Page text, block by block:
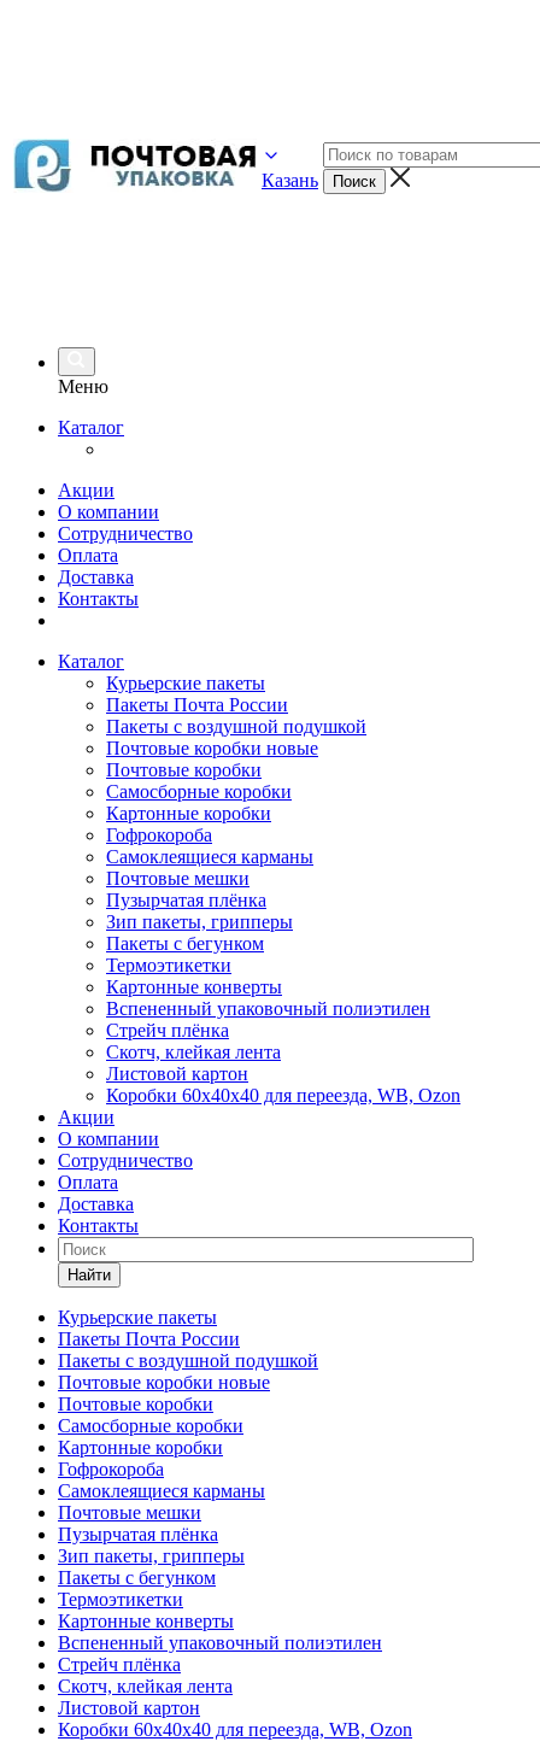
Казань
Меню
Каталог
Акции
О компании
Сотрудничество
Оплата
Доставка
Контакты
Каталог
Курьерские пакеты
Пакеты Почта России
Пакеты с воздушной подушкой
Почтовые коробки новые
Почтовые коробки
Самосборные коробки
Картонные коробки
Гофрокороба
Самоклеящиеся карманы
Почтовые мешки
Пузырчатая плёнка
Зип пакеты, грипперы
Пакеты с бегунком
Термоэтикетки
Картонные конверты
Вспененный упаковочный полиэтилен
Стрейч плёнка
Скотч, клейкая лента
Листовой картон
Коробки 60х40х40 для переезда, WB, Ozon
Акции
О компании
Сотрудничество
Оплата
Доставка
Контакты
Найти
Курьерские пакеты
Пакеты Почта России
Пакеты с воздушной подушкой
Почтовые коробки новые
Почтовые коробки
Самосборные коробки
Картонные коробки
Гофрокороба
Самоклеящиеся карманы
Почтовые мешки
Пузырчатая плёнка
Зип пакеты, грипперы
Пакеты с бегунком
Термоэтикетки
Картонные конверты
Вспененный упаковочный полиэтилен
Стрейч плёнка
Скотч, клейкая лента
Листовой картон
Коробки 60х40х40 для переезда, WB, Ozon